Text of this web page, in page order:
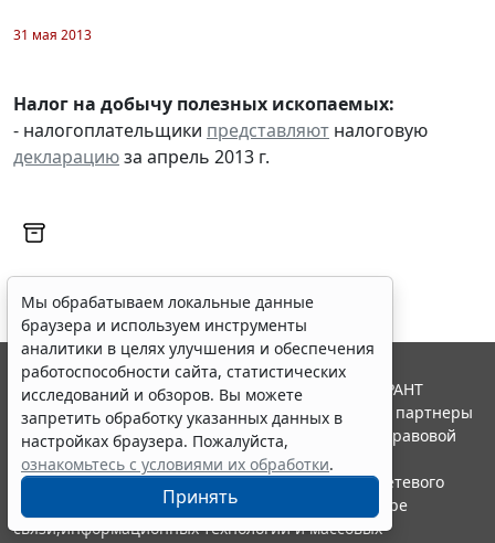
31 мая 2013
Налог на добычу полезных ископаемых:
- налогоплательщики представляют налоговую
декларациюза апрель 2013 г.
Мы обрабатываем локальные данные
браузера и используем инструменты
аналитики в целях улучшения и обеспечения
работоспособности сайта, статистических
исследований и обзоров. Вы можете
запретить обработку указанных данных в
настройках браузера. Пожалуйста,
ознакомьтесь с условиями их обработки.
Принять
© ООО "НПП "ГАРАНТ-СЕРВИС", 2026. Система ГАРАНТ
выпускается с 1990 года. Компания "Гарант" и ее партнеры
являются участниками Российской ассоциации правовой
информации ГАРАНТ.
Портал ГАРАНТ.РУ зарегистрирован в качестве сетевого
издания Федеральной службой по надзору в сфере
связи,информационных технологий и массовых